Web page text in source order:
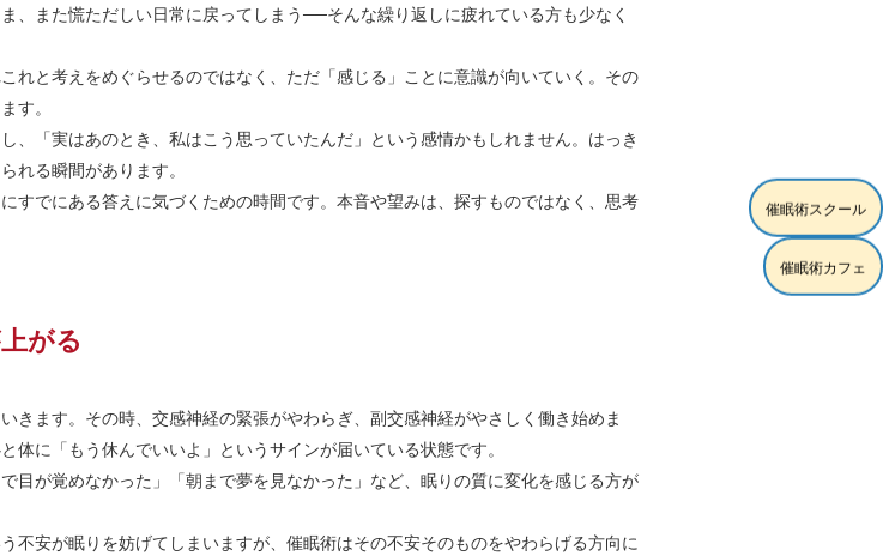
、また慌ただしい日常に戻ってしまう──そんな繰り返しに疲れている方も少なく
れと考えをめぐらせるのではなく、ただ「感じる」ことに意識が向いていく。その
す。
、「実はあのとき、私はこう思っていたんだ」という感情かもしれません。はっき
れる瞬間があります。
すでにある答えに気づくための時間です。本音や望みは、探すものではなく、思考
がる
きます。その時、交感神経の緊張がやわらぎ、副交感神経がやさしく働き始めま
に「もう休んでいいよ」というサインが届いている状態です。
目が覚めなかった」「朝まで夢を見なかった」など、眠りの質に変化を感じる方が
不安が眠りを妨げてしまいますが、催眠術はその不安そのものをやわらげる方向に
催眠術スクール
催眠術カフェ